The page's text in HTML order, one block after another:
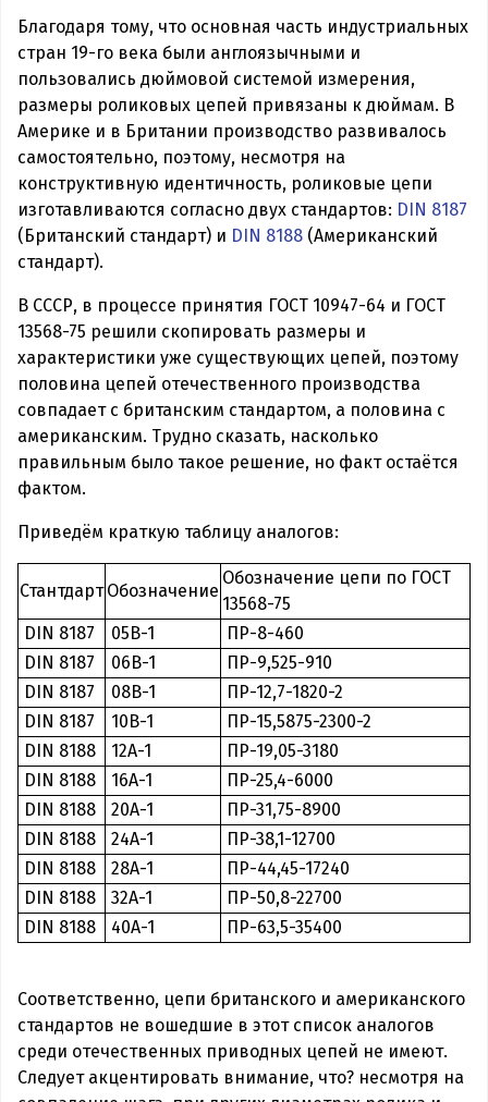
Благодаря тому, что основная часть индустриальных
стран 19-го века были англоязычными и
пользовались дюймовой системой измерения,
размеры роликовых цепей привязаны к дюймам. В
Америке и в Британии производство развивалось
самостоятельно, поэтому, несмотря на
конструктивную идентичность, роликовые цепи
изготавливаются согласно двух стандартов: DIN 8187
(Британский стандарт) и DIN 8188 (Американский
стандарт).
В СССР, в процессе принятия ГОСТ 10947-64 и ГОСТ
13568-75 решили скопировать размеры и
характеристики уже существующих цепей, поэтому
половина цепей отечественного производства
совпадает с британским стандартом, а половина с
американским. Трудно сказать, насколько
правильным было такое решение, но факт остаётся
фактом.
Приведём краткую таблицу аналогов:
Стантдарт Обозначение
Обозначение цепи по ГОСТ
13568-75
DIN 8187
05B-1
ПР-8-460
DIN 8187
06B-1
ПР-9,525-910
DIN 8187
08B-1
ПР-12,7-1820-2
DIN 8187
10B-1
ПР-15,5875-2300-2
DIN 8188
12A-1
ПР-19,05-3180
DIN 8188
16A-1
ПР-25,4-6000
DIN 8188
20A-1
ПР-31,75-8900
DIN 8188
24A-1
ПР-38,1-12700
DIN 8188
28A-1
ПР-44,45-17240
DIN 8188
32A-1
ПР-50,8-22700
DIN 8188
40A-1 ПР-63,5-35400
Соответственно, цепи британского и американского
стандартов не вошедшие в этот список аналогов
среди отечественных приводных цепей не имеют.
Следует акцентировать внимание, что? несмотря на